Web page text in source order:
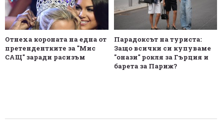
Отнеха короната на една от
претендентките за "Мис
САЩ" заради расизъм
Парадоксът на туриста:
Защо всички си купуваме
"онази" рокля за Гърция и
барета за Париж?